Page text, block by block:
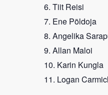
Tiit Reisi
Ene Põldoja
Angelika
Allan Maloi
Karin Kungla
Logan